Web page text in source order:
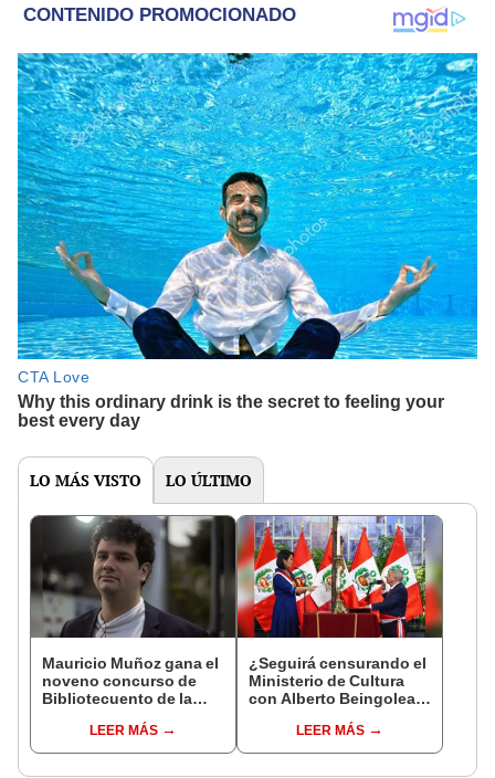
LO MÁS VISTO LO ÚLTIMO
Mauricio Muñoz gana el
noveno concurso de
Bibliotecuento de la
LEER MÁS
¿Seguirá censurando el
Ministerio de Cultura
con Alberto Beingolea a
LEER MÁS